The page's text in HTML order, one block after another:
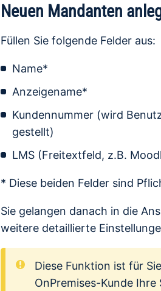
Neuen Mandanten
Füllen Sie folgende Felder aus:
Name*
Anzeigename*
Kundennummer (wird
gestellt)
LMS (Freitextfeld, z.B.
* Diese beiden Felder sind
Sie gelangen danach in die
weitere detaillierte
Diese Funktion ist für
OnPremises-Kunde